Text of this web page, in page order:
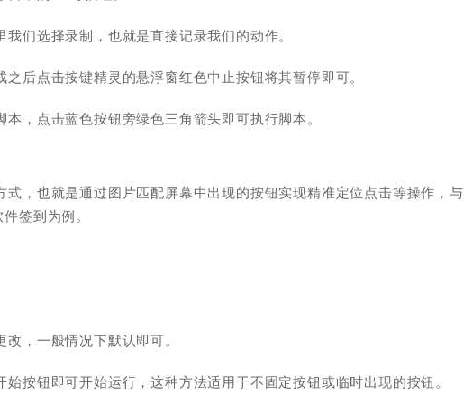
们选择录制，也就是直接记录我们的动作。
后点击按键精灵的悬浮窗红色中止按钮将其暂停即可。
，点击蓝色按钮旁绿色三角箭头即可执行脚本。
，也就是通过图片匹配屏幕中出现的按钮实现精准定位点击等操作，与
签到为例。
，一般情况下默认即可。
按钮即可开始运行，这种方法适用于不固定按钮或临时出现的按钮。